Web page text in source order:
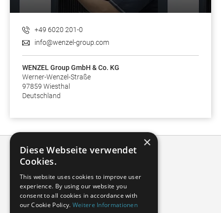
+49 6020 201-0
info@wenzel-group.com
WENZEL Group GmbH & Co. KG
Werner-Wenzel-Straße
97859 Wiesthal
Deutschland
×
Diese Webseite verwendet
Cookies.
This website uses cookies to improve user
experience. By using our website you
consent to all cookies in accordance with
our Cookie Policy. Weitere Informationen